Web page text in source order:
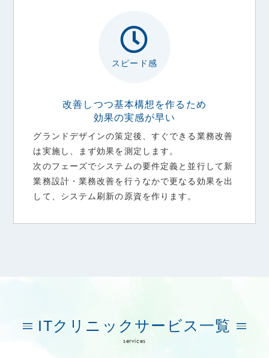
スピード感
改善しつつ基本構想を作るため
効果の実感が早い
グランドデザインの策定後、すぐできる業務改善
は実施し、まず効果を測定します。
次のフェーズでシステムの要件定義と並行して新
業務設計・業務改善を行うなかで更なる効果を出
して、システム刷新の原資を作ります。
ITクリニックサービス一覧
services